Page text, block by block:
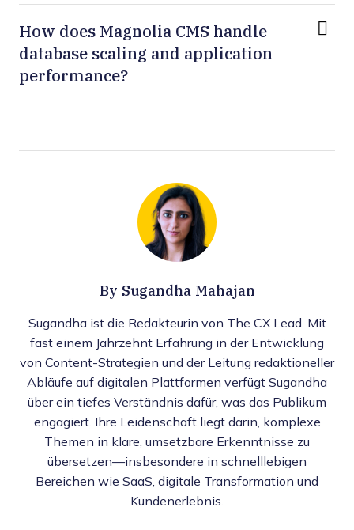
How does Magnolia CMS handle
database scaling and application
performance?
By Sugandha Mahajan
Sugandha ist die Redakteurin von The CX Lead. Mit
fast einem Jahrzehnt Erfahrung in der Entwicklung
von Content-Strategien und der Leitung redaktioneller
Abläufe auf digitalen Plattformen verfügt Sugandha
über ein tiefes Verständnis dafür, was das Publikum
engagiert. Ihre Leidenschaft liegt darin, komplexe
Themen in klare, umsetzbare Erkenntnisse zu
übersetzen—insbesondere in schnelllebigen
Bereichen wie SaaS, digitale Transformation und
Kundenerlebnis.